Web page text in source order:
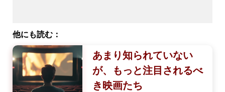
他にも読む：
あまり知られていない
が、もっと注目されるべ
き映画たち